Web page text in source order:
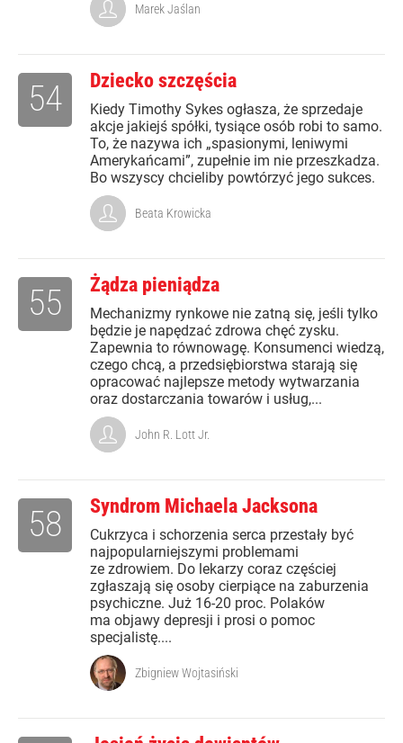
Marek Jaślan
Dziecko szczęścia
Kiedy Timothy Sykes ogłasza, że sprzedaje
akcje jakiejś spółki, tysiące osób robi to samo.
To, że nazywa ich „spasionymi, leniwymi
Amerykańcami”, zupełnie im nie przeszkadza.
Bo wszyscy chcieliby powtórzyć jego sukces.
54
Beata Krowicka
Żądza pieniądza
Mechanizmy rynkowe nie zatną się, jeśli tylko
będzie je napędzać zdrowa chęć zysku.
Zapewnia to równowagę. Konsumenci wiedzą,
czego chcą, a przedsiębiorstwa starają się
opracować najlepsze metody wytwarzania
oraz dostarczania towarów i usług,...
55
John R. Lott Jr.
Syndrom Michaela Jacksona
Cukrzyca i schorzenia serca przestały być
najpopularniejszymi problemami
ze zdrowiem. Do lekarzy coraz częściej
zgłaszają się osoby cierpiące na zaburzenia
psychiczne. Już 16-20 proc. Polaków
ma objawy depresji i prosi o pomoc
specjalistę....
58
Zbigniew Wojtasiński